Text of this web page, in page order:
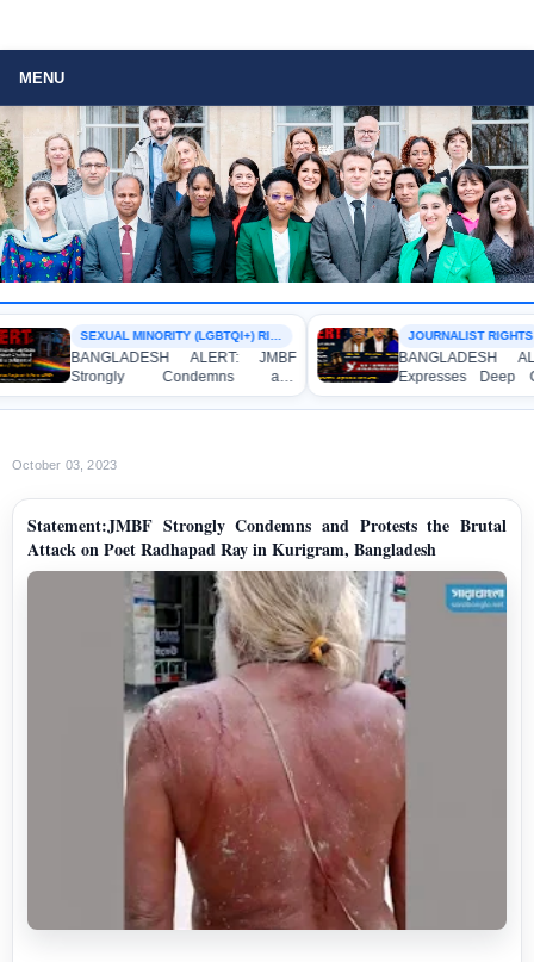
MENU
SEXUAL MINORITY (LGBTQI+) RIGHTS
BANGLADESH ALERT: JMBF
Strongly Condemns and
Expresses Deep Concern over the
Detention of Two Individuals on
JOURNALIST RIGHTS
BANGLADESH
Expresses Deep
Strong
Indictment of Four
October 03, 2023
Statement:JMBF Strongly Condemns and Protests the Brutal
Attack on Poet Radhapad Ray in Kurigram, Bangladesh